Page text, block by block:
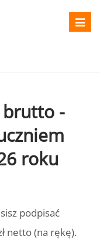
brutto -
roku
podpisać
netto (na rękę).